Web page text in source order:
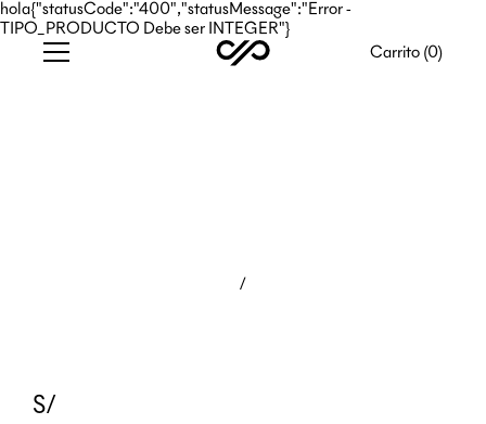
hola{"statusCode":"400","statusMessage":"Error -
TIPO_PRODUCTO Debe ser INTEGER"}
Carrito (0)
/
S/